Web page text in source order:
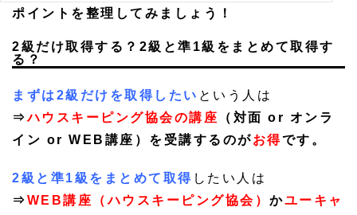
ポイントを整理してみましょう！
2級だけ取得する？2級と準1級をまとめて取得す
る？
まずは2級だけを取得したい という人は
⇒ハウスキーピング協会の講座
（対面 or オンラ
イン or WEB講座）を受講するのがお得です。
2級と準1級をまとめて取得 したい人は
⇒WEB講座（ハウスキーピング協会） かユーキャ